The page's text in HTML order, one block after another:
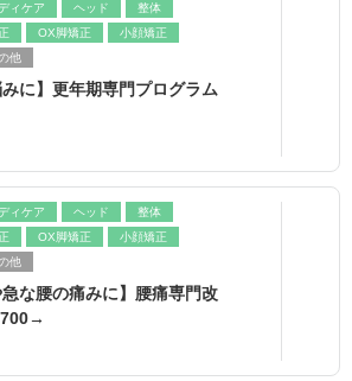
ィケア ヘッド
整体
OX脚矯正
小顔矯正
他
みに】更年期専門プログラム
ィケア ヘッド
整体
OX脚矯正
小顔矯正
他
急な腰の痛みに】腰痛専門改